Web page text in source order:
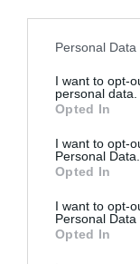
Please note that
not limited to your
grant or deny
use your data for
consent section.
Personal
I want to opt-
personal data.
Opted In
I want to opt-
Personal Data.
Opted In
I want to opt-
Personal Data
Opted In
Korábbi
HASONLÓ